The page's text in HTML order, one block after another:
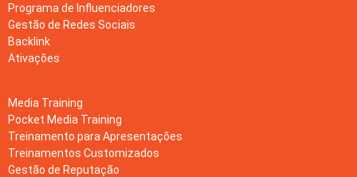
Programa de Influenciadores
Gestão de Redes Sociais
Backlink
Ativações
Media Training
Pocket Media Training
Treinamento para Apresentações
Treinamentos Customizados
Gestão de Reputação